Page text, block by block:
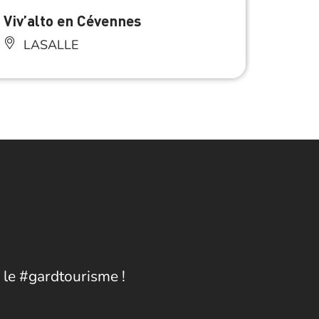
Viv’alto en Cévennes
LASALLE
#gardtourisme !